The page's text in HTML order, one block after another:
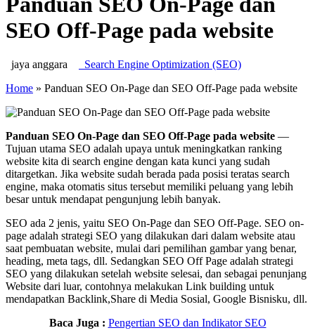
SEO Off-Page pada website
jaya anggara
Search Engine Optimization (SEO)
Home » Panduan SEO On-Page dan SEO Off-Page pada website
Panduan SEO On-Page dan SEO Off-Page pada website —
Tujuan utama SEO adalah upaya untuk meningkatkan ranking
website kita di search engine dengan kata kunci yang sudah
ditargetkan. Jika website sudah berada pada posisi teratas search
engine, maka otomatis situs tersebut memiliki peluang yang lebih
besar untuk mendapat pengunjung lebih banyak.
SEO ada 2 jenis, yaitu SEO On-Page dan SEO Off-Page. SEO on-
page adalah strategi SEO yang dilakukan dari dalam website atau
saat pembuatan website, mulai dari pemilihan gambar yang benar,
heading, meta tags, dll. Sedangkan SEO Off Page adalah strategi
SEO yang dilakukan setelah website selesai, dan sebagai penunjang
Website dari luar, contohnya melakukan Link building untuk
mendapatkan Backlink,Share di Media Sosial, Google Bisnisku, dll.
Baca Juga : Pengertian SEO dan Indikator SEO